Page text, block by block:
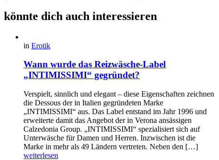
könnte dich auch interessieren
in Erotik
Wann wurde das Reizwäsche-Label
„INTIMISSIMI“ gegründet?
Verspielt, sinnlich und elegant – diese Eigenschaften zeichnen
die Dessous der in Italien gegründeten Marke
„INTIMISSIMI“ aus. Das Label entstand im Jahr 1996 und
erweiterte damit das Angebot der in Verona ansässigen
Calzedonia Group. „INTIMISSIMI“ spezialisiert sich auf
Unterwäsche für Damen und Herren. Inzwischen ist die
Marke in mehr als 49 Ländern vertreten. Neben den […]
weiterlesen